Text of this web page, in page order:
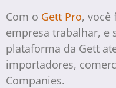
Com o Gett Pro, você
empresa trabalhar, e
plataforma da Gett
importadores,
Companies.